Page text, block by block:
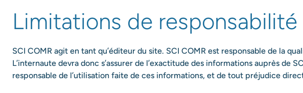
Limitations de responsabilité
SCI COMR agit en tant qu’éditeur du site. SCI COMR est responsable de la
L’internaute devra donc s’assurer de l’exactitude des informations auprès de
responsable de l’utilisation faite de ces informations, et de tout préjudice